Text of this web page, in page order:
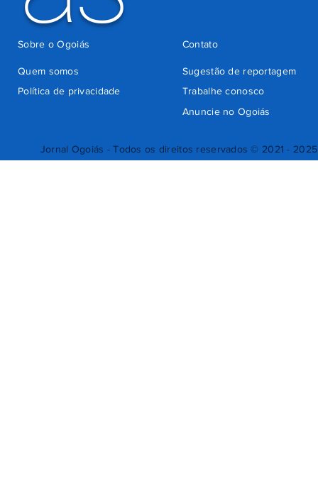
Jornal Ogoiás - Todos os direitos reservados © 2021 - 2025
Quem somos
Sugestão de reportagem
Trabalhe conosco
Política de privacidade
Anuncie no Ogoiás
Contato
Sobre o Ogoiás